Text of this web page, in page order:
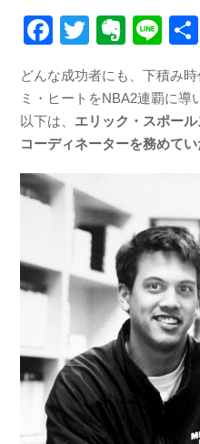
F
c
e
b
o
o
T
tt
er
E
er
n
ot
Li
e
どんな成功者にも、下積み
ミ・ヒートをNBA2連覇に導
以下は、 エリック・スポー
コーディネーターを務めて